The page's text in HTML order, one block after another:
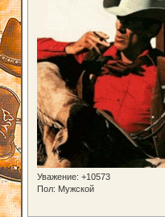
Уважение: +10573
Пол: Мужской